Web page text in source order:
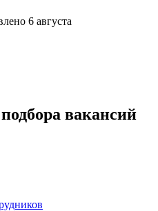
6 августа
вакансий